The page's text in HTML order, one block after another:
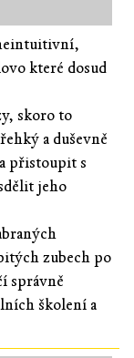
které dosud
skoro to
a duševně
přistoupit s
jeho
zubech po
správně
školení a